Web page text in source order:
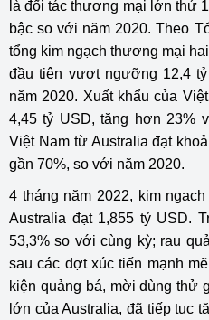
là đối tác thương mại lớn thứ
bậc so với năm 2020. Theo
tổng kim ngạch thương mại
đầu tiên vượt ngưỡng 12,4
năm 2020. Xuất khẩu của
4,45 tỷ USD, tăng hơn 23%
Việt Nam từ Australia đạt
gần 70%, so với năm 2020.
4 tháng năm 2022, kim
Australia đạt 1,855 tỷ USD.
53,3% so với cùng kỳ; rau
sau các đợt xúc tiến mạnh
kiện quảng bá, mời dùng thử
lớn của Australia, đã tiếp tục